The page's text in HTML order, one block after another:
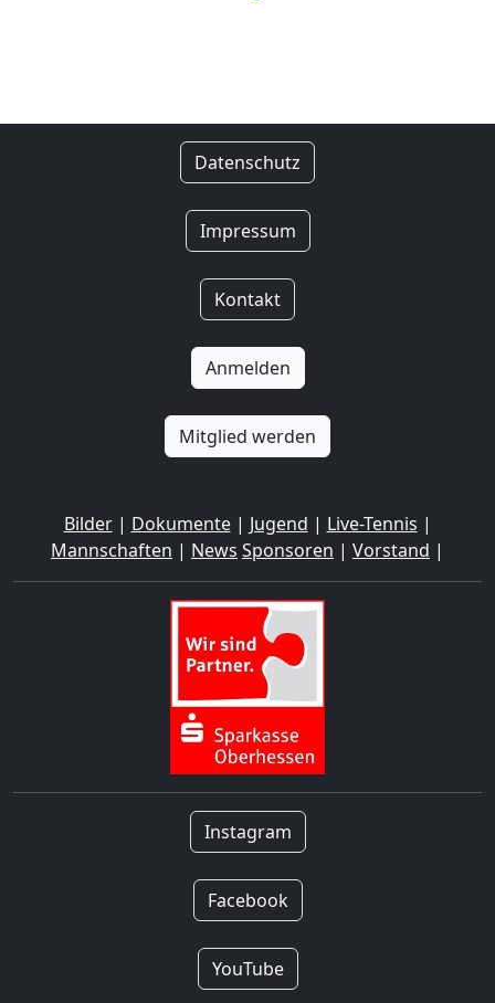
Datenschutz
Impressum
Kontakt
Anmelden
Mitglied werden
Bilder| Dokumente| Jugend | Live-Tennis |
Mannschaften | News Sponsoren | Vorstand |
Instagram
Facebook
YouTube